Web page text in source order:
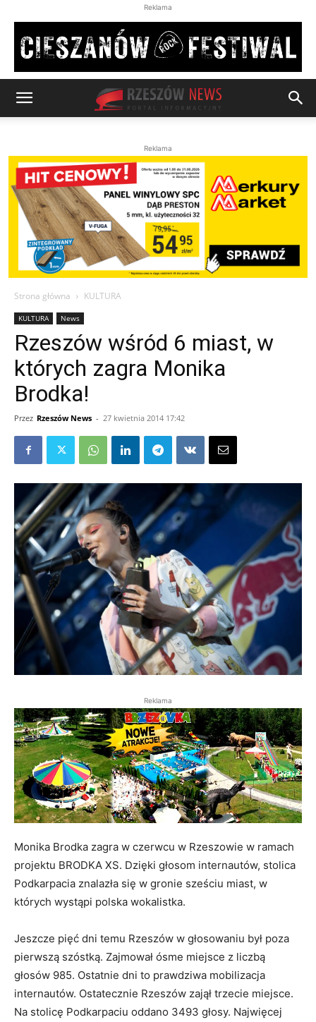
Reklama
Reklama
Strona główna KULTURA
KULTURA News
Rzeszów wśród 6 miast, w
których zagra Monika
Brodka!
Przez Rzeszów News - 27 kwietnia 2014 17:42
Reklama
Monika Brodka zagra w czerwcu w Rzeszowie w ramach
projektu BRODKA XS. Dzięki głosom internautów, stolica
Podkarpacia znalazła się w gronie sześciu miast, w
których wystąpi polska wokalistka.
Jeszcze pięć dni temu Rzeszów w głosowaniu był poza
pierwszą szóstką. Zajmował ósme miejsce z liczbą
głosów 985. Ostatnie dni to prawdziwa mobilizacja
internautów. Ostatecznie Rzeszów zajął trzecie miejsce.
Na stolicę Podkarpaciu oddano 3493 głosy. Najwięcej